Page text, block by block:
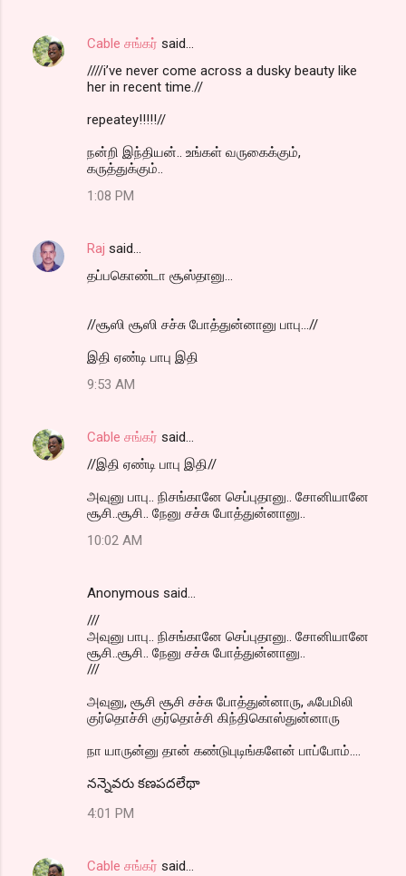
Cable சங்கர் said…
////i’ve never come across a dusky beauty like
her in recent time.//
repeatey!!!!!//
நன்றி இந்தியன்.. உங்கள் வருகைக்கும்,
கருத்துக்கும்..
1:08 PM
Raj said…
தப்பகொண்டா சூஸ்தானு...
//சூஸி சூஸி சச்சு போத்துன்னானு பாபு...//
இதி ஏண்டி பாபு இதி
9:53 AM
Cable சங்கர் said…
//இதி ஏண்டி பாபு இதி//
அவுனு பாபு.. நிசங்கானே செப்புதானு.. சோனியானே
சூசி..சூசி.. நேனு சச்சு போத்துன்னானு..
10:02 AM
Anonymous said…
///
அவுனு பாபு.. நிசங்கானே செப்புதானு.. சோனியானே
சூசி..சூசி.. நேனு சச்சு போத்துன்னானு..
///
அவுனு, சூசி சூசி சச்சு போத்துன்னாரு, ஃபேமிலி
குர்தொச்சி குர்தொச்சி கிந்திகொஸ்துன்னாரு
நா யாருன்னு தான் கண்டுபுடிங்களேன் பாப்போம்....
నన్నెవరు కణపదలేథా
4:01 PM
Cable சங்கர் said…